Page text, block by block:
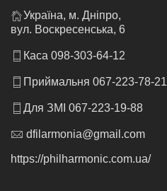
Україна, м. Дніпро,
вул. Воскресенська, 6
Каса 098-303-64-12
Приймальня 067-223-78-21
Для ЗМІ 067-223-19-88
dfilarmonia@gmail.com
https://philharmonic.com.ua/